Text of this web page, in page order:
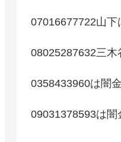
07016677722山下
08025287632三木
0358433960は闇
09031378593は闇